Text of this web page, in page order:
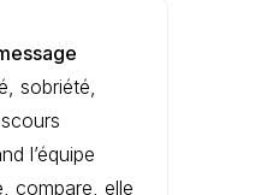
sobriété,
l’équipe
compare, elle